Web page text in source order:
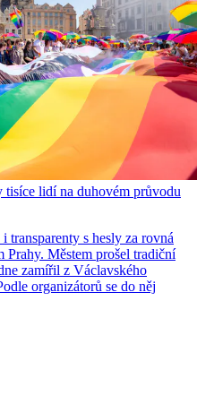
lidí na duhovém průvodu
s hesly za rovná
Prahy. Městem prošel tradiční
zamířil z Václavského
organizátorů se do něj